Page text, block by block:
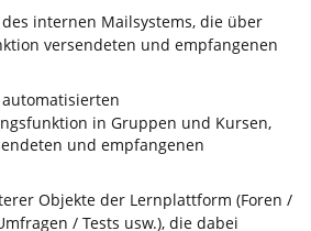
internen Mailsystems, die über
versendeten und empfangenen
in Gruppen und Kursen,
und empfangenen
Objekte der Lernplattform (Foren /
/ Tests usw.), die dabei